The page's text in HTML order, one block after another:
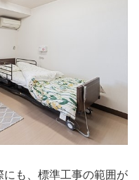
も、標準工事の範囲が